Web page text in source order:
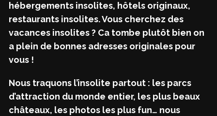
hébergements insolites, hôtels originaux,
restaurants insolites. Vous cherchez des
vacances insolites ? Ca tombe plutôt bien on
a plein de bonnes adresses originales pour
vous !
Nous traquons l’insolite partout : les parcs
d’attraction du monde entier, les plus beaux
châteaux, les photos les plus fun… nous